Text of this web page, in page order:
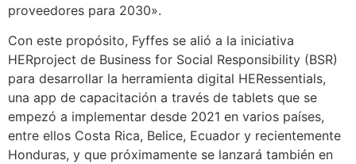
proveedores para 2030».
Con este propósito, Fyffes se alió a la iniciativa
HERproject de Business for Social Responsibility (BSR)
para desarrollar la herramienta digital HERessentials,
una app de capacitación a través de tablets que se
empezó a implementar desde 2021 en varios países,
entre ellos Costa Rica, Belice, Ecuador y recientemente
Honduras, y que próximamente se lanzará también en